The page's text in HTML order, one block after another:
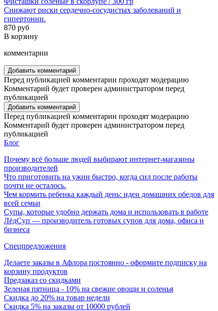
Снижают риски сердечно-сосудистых заболеваний и
гипертонии.
870 руб
В корзину
комментарии
Добавить комментарий
Перед публикацией комментарии проходят модерацию
Комментарий будет проверен администратором перед
публикацией
Добавить комментарий
Перед публикацией комментарии проходят модерацию
Комментарий будет проверен администратором перед
публикацией
Блог
Почему всё больше людей выбирают интернет-магазины
производителей
Что приготовить на ужин быстро, когда сил после работы
почти не осталось.
Чем кормить ребенка каждый день: идеи домашних обедов для
всей семьи
Супы, которые удобно держать дома и использовать в работе
ЛёдСуп — производитель готовых супов для дома, офиса и
бизнеса
Спецпредложения
Делаете заказы в Афлора постоянно - оформите подписку на
корзину продуктов
Предзаказ со скидками
Зеленая пятница - 10% на свежие овощи и соленья
Скидка до 20% на товар недели
Скидка 5% на заказы от 10000 рублей